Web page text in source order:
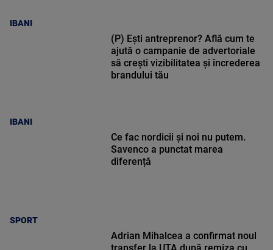
IBANI
IBANI
(P) Ești antreprenor? Află cum te
ajută o campanie de advertoriale
să crești vizibilitatea și încrederea
brandului tău
SPORT
Ce fac nordicii și noi nu putem.
Savenco a punctat marea
diferență
Adrian Mihalcea a confirmat noul